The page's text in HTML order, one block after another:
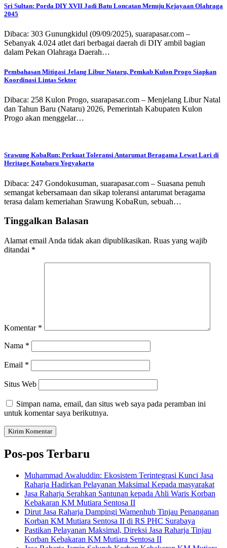
Sri Sultan: Porda DIY XVII Jadi Batu Loncatan Menuju Kejayaan Olahraga
2045
Dibaca: 303 Gunungkidul (09/09/2025), suarapasar.com –
Sebanyak 4.024 atlet dari berbagai daerah di DIY ambil bagian
dalam Pekan Olahraga Daerah…
Pembahasan Mitigasi Jelang Libur Nataru, Pemkab Kulon Progo Siapkan
Koordinasi Lintas Sektor
Dibaca: 258 Kulon Progo, suarapasar.com – Menjelang Libur Natal
dan Tahun Baru (Nataru) 2026, Pemerintah Kabupaten Kulon
Progo akan menggelar…
Srawung KobaRun: Perkuat Toleransi Antarumat Beragama Lewat Lari di
Heritage Kotabaru Yogyakarta
Dibaca: 247 Gondokusuman, suarapasar.com – Suasana penuh
semangat kebersamaan dan sikap toleransi antarumat beragama
terasa dalam kemeriahan Srawung KobaRun, sebuah…
Tinggalkan Balasan
Alamat email Anda tidak akan dipublikasikan. Ruas yang wajib
ditandai *
Komentar *
Nama *
Email *
Situs Web
Simpan nama, email, dan situs web saya pada peramban ini
untuk komentar saya berikutnya.
Pos-pos Terbaru
Muhammad Awaluddin: Ekosistem Terintegrasi Kunci Jasa
Raharja Hadirkan Pelayanan Maksimal Kepada masyarakat
Jasa Raharja Serahkan Santunan kepada Ahli Waris Korban
Kebakaran KM Mutiara Sentosa II
Dirut Jasa Raharja Dampingi Wamenhub Tinjau Penanganan
Korban KM Mutiara Sentosa II di RS PHC Surabaya
Pastikan Pelayanan Maksimal, Direksi Jasa Raharja Tinjau
Korban Kebakaran KM Mutiara Sentosa II